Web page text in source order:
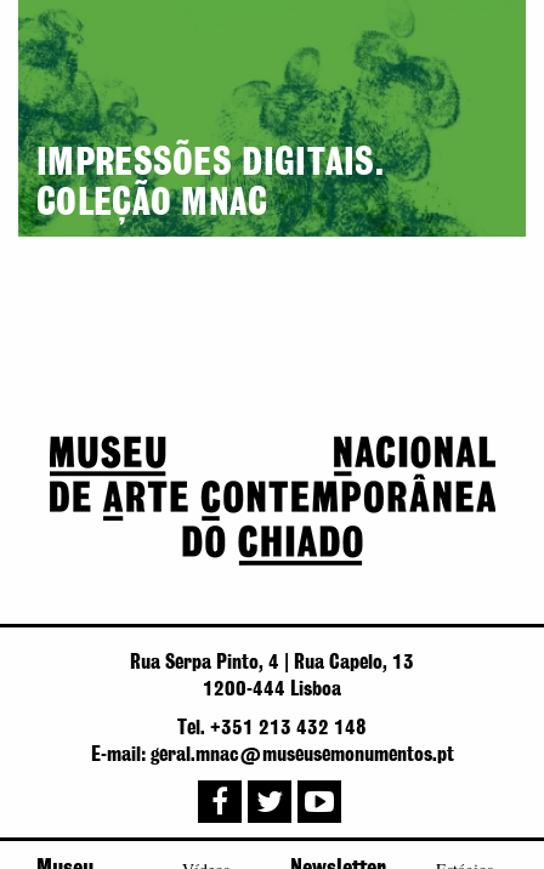
IMPRESSÕES DIGITAIS.
COLEÇÃO MNAC
Rua Serpa Pinto, 4 | Rua Capelo, 13
1200-444 Lisboa
Tel. +351 213 432 148
E-mail: geral.mnac@museusemonumentos.pt